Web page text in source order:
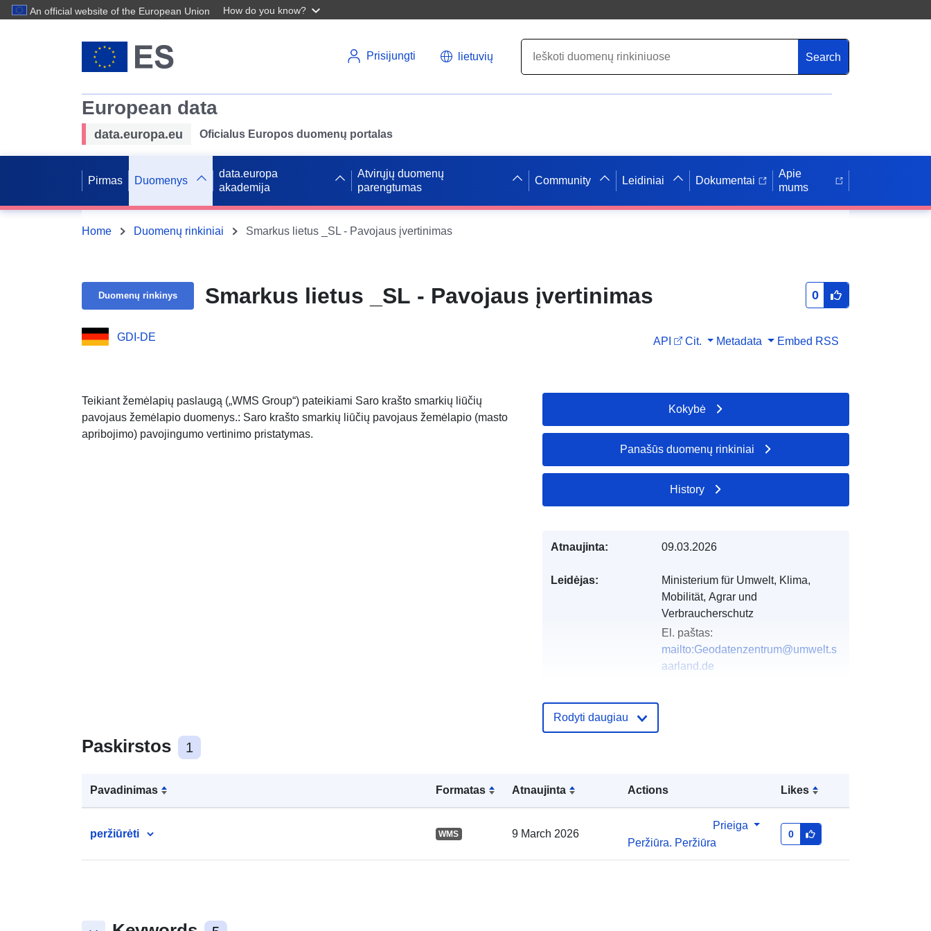
An official website of the European Union How do you know?
Prisijungti lietuvių Search
European data
data.europa.eu Oficialus Europos duomenų portalas
Pirmas Duomenys
data.europa
akademija
Atvirųjų duomenų
parengtumas
Community Leidiniai Dokumentai
Apie
mums
Home Duomenų rinkiniai Smarkus lietus _SL - Pavojaus įvertinimas
Duomenų rinkinys Smarkus lietus _SL - Pavojaus įvertinimas 0
GDI-DE API Cit. Metadata Embed RSS
Teikiant žemėlapių paslaugą („WMS Group“) pateikiami Saro krašto smarkių liūčių
pavojaus žemėlapio duomenys.: Saro krašto smarkių liūčių pavojaus žemėlapio (masto
apribojimo) pavojingumo vertinimo pristatymas.
Paskirstos 1
Pavadinimas Formatas Atnaujinta Actions Likes
peržiūrėti WMS 9 March 2026
Prieiga
Peržiūra. Peržiūra
0
Kokybė
Panašūs duomenų rinkiniai
History
Atnaujinta: 09.03.2026
Leidėjas:
Ministerium für Umwelt, Klima,
Mobilität, Agrar und
Verbraucherschutz
El. paštas:
mailto:Geodatenzentrum@umwelt.s
aarland.de
Katalogo įrašas:
Erdviniai
duomenys:
Koordinatės:
49.645083 ], [ 7.411842, 49.645083
6.351525, 49.097822 ], [ 6.351525,
49.645083 ] ]
Rodyti daugiau